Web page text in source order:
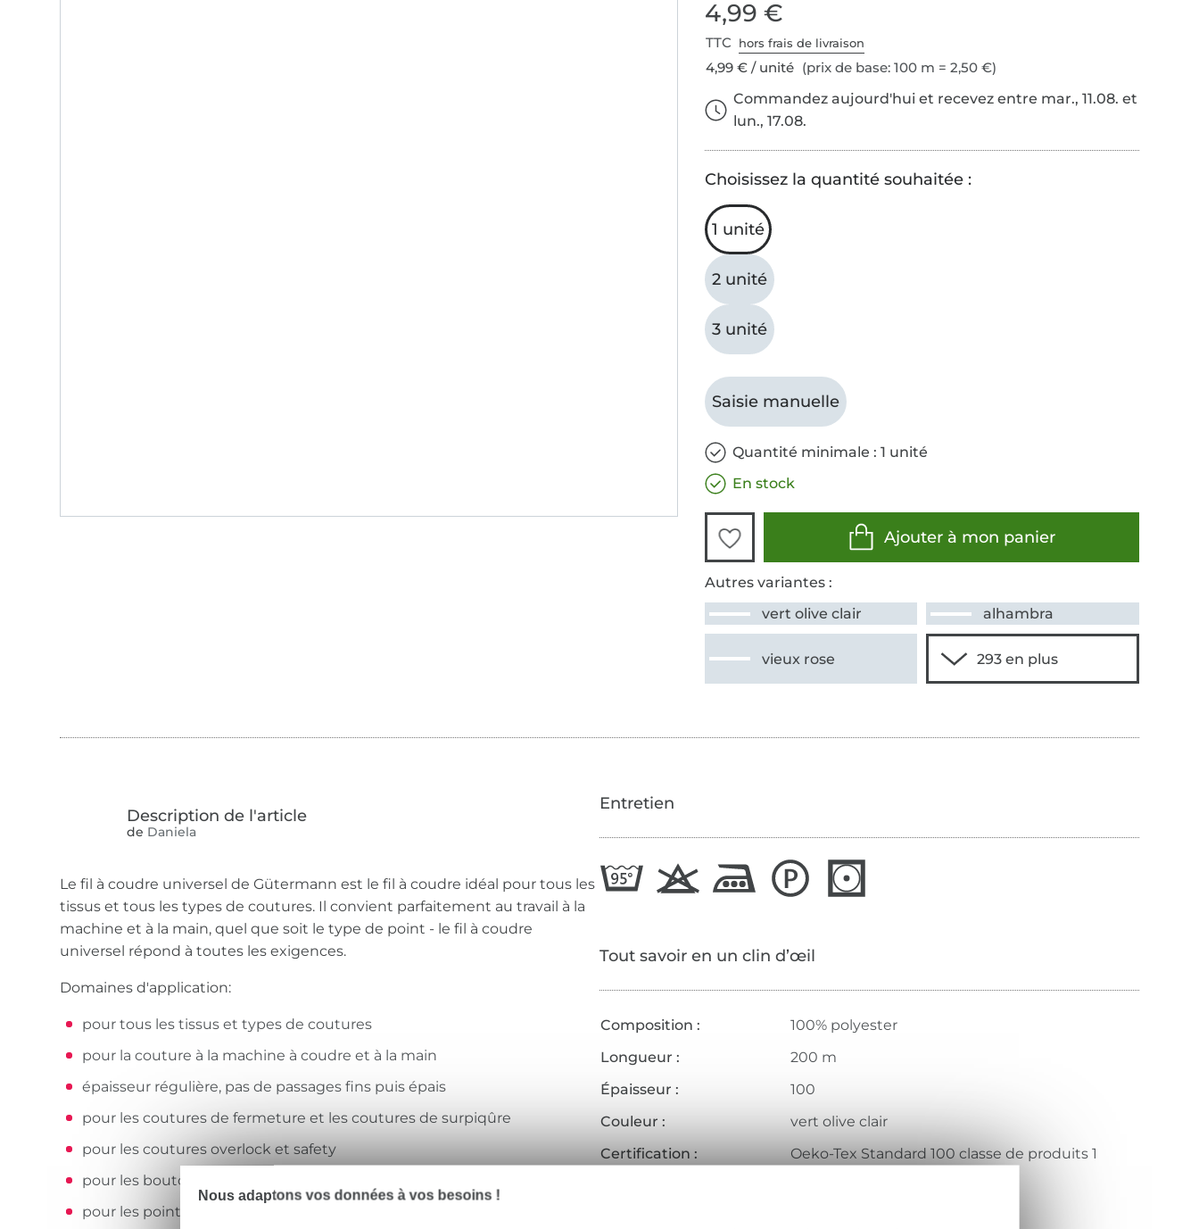
4,99 €
TTC hors frais de livraison
4,99 € / unité (prix de base: 100 m = 2,50 €)
Commandez aujourd'hui et recevez entre mar., 11.08. et
lun., 17.08.
Choisissez la quantité souhaitée :
1 unité
2 unité
3 unité
Saisie manuelle
Quantité minimale : 1 unité
En stock
Ajouter à mon panier
Autres variantes :
vert olive clair
alhambra
vieux rose
de Daniela
Le fil à coudre universel de Gütermann est le fil à coudre idéal pour tous les
tissus et tous les types de coutures. Il convient parfaitement au travail à la
machine et à la main, quel que soit le type de point - le fil à coudre
universel répond à toutes les exigences.
Domaines d'application:
pour tous les tissus et types de coutures
pour la couture à la machine à coudre et à la main
épaisseur régulière, pas de passages fins puis épais
pour les coutures de fermeture et les coutures de surpiqûre
pour les coutures overlock et safety
pour les boutonnières et pour coudre des boutons
pour les points décoratifs fins et les coutures décoratives
Entretien
Tout savoir en un clin d’œil
Composition :
100% polyester
Longueur :
200 m
Épaisseur :
100
Couleur :
vert olive clair
Certification :
Oeko-Tex Standard 100 classe de produits 1
Nous adaptons vos données à vos besoins !